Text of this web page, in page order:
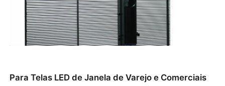
Para Telas LED de Janela de Varejo e Comerciais